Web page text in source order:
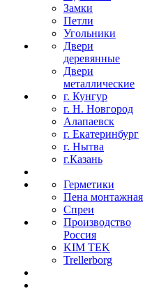
Замки
Петли
Угольники
Двери
деревянные
Двери
металлические
г. Кунгур
г. Н. Новгород
Алапаевск
г. Екатеринбург
г. Нытва
г.Казань
Герметики
Пена монтажная
Спреи
Производство
Россия
KIM TEK
Trellerborg